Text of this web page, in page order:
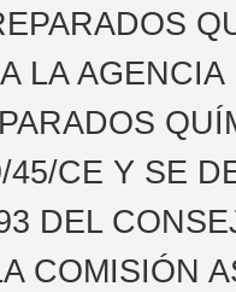
LA
45/CE Y SE
DEL
COMISIÓN